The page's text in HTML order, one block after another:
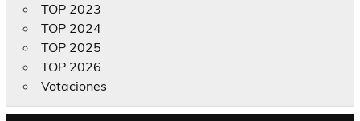
TOP 2023
TOP 2024
TOP 2025
TOP 2026
Votaciones